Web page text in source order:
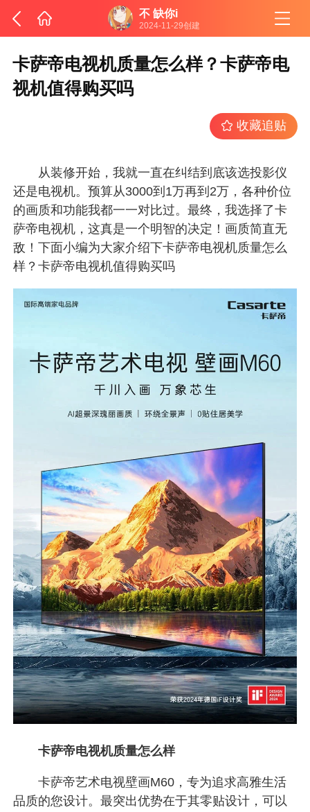
不 缺你i
2024-11-29创建
卡萨帝电视机质量怎么样？卡萨帝电
视机值得购买吗
收藏追贴
从装修开始，我就一直在纠结到底该选投影仪
还是电视机。预算从3000到1万再到2万，各种价位
的画质和功能我都一一对比过。最终，我选择了卡
萨帝电视机，这真是一个明智的决定！画质简直无
敌！下面小编为大家介绍下卡萨帝电视机质量怎么
样？卡萨帝电视机值得购买吗
卡萨帝电视机质量怎么样
卡萨帝艺术电视壁画M60，专为追求高雅生活
品质的您设计。最突出优势在于其零贴设计，可以